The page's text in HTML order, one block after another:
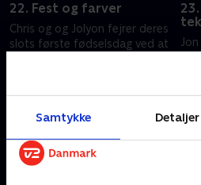
Samtykke Detaljer
22. Fest og farver
Chris og og Jolyon fejrer deres
slots første fødselsdag ved at
28. maj 2024 • 44 min
og
Andre så også